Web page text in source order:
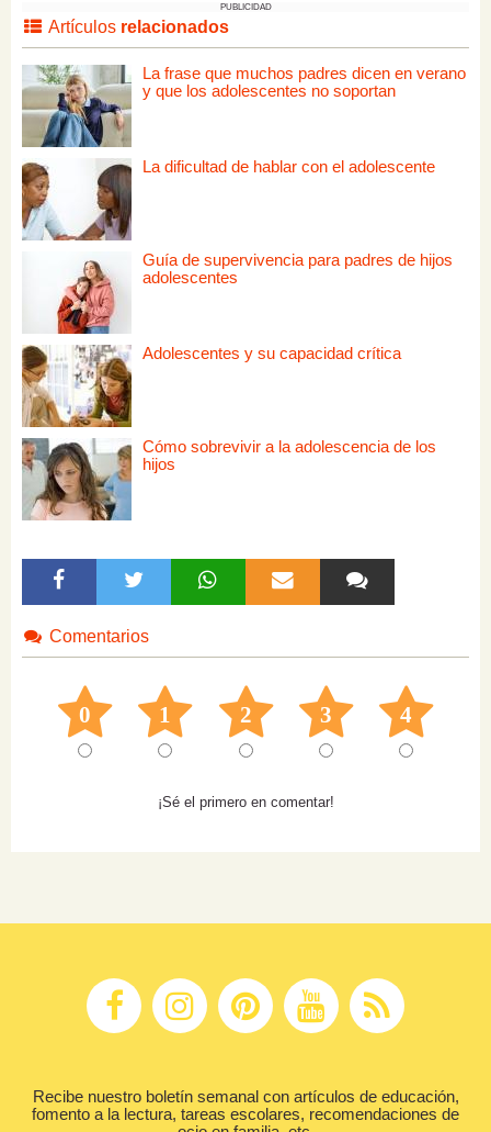
PUBLICIDAD
Artículos relacionados
La frase que muchos padres dicen en verano
y que los adolescentes no soportan
La dificultad de hablar con el adolescente
Guía de supervivencia para padres de hijos
adolescentes
Adolescentes y su capacidad crítica
Cómo sobrevivir a la adolescencia de los
hijos
Comentarios
0 1 2 3 4
¡Sé el primero en comentar!
Recibe nuestro boletín semanal con artículos de educación,
fomento a la lectura, tareas escolares, recomendaciones de